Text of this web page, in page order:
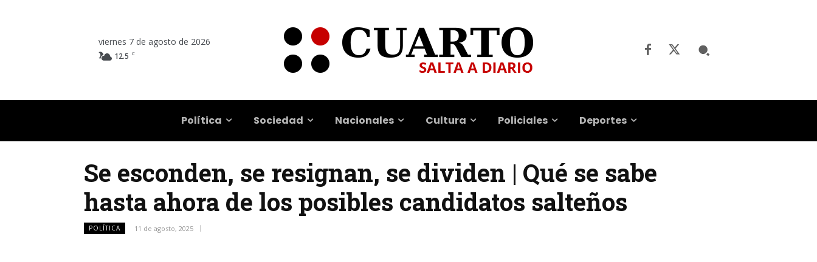
viernes 7 de agosto de 2026
12.5 C
Política Sociedad Nacionales Cultura Policiales Deportes
Se esconden, se resignan, se dividen | Qué se sabe
hasta ahora de los posibles candidatos salteños
POLÍTICA 11 de agosto, 2025